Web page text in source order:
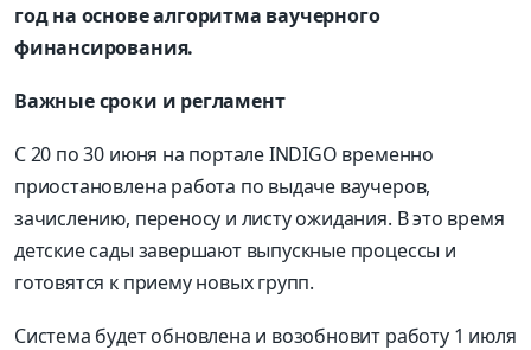
год на основе алгоритма ваучерного
финансирования.
Важные сроки и регламент
С 20 по 30 июня на портале INDIGO временно
приостановлена работа по выдаче ваучеров,
зачислению, переносу и листу ожидания. В это время
детские сады завершают выпускные процессы и
готовятся к приему новых групп.
Система будет обновлена и возобновит работу 1 июля